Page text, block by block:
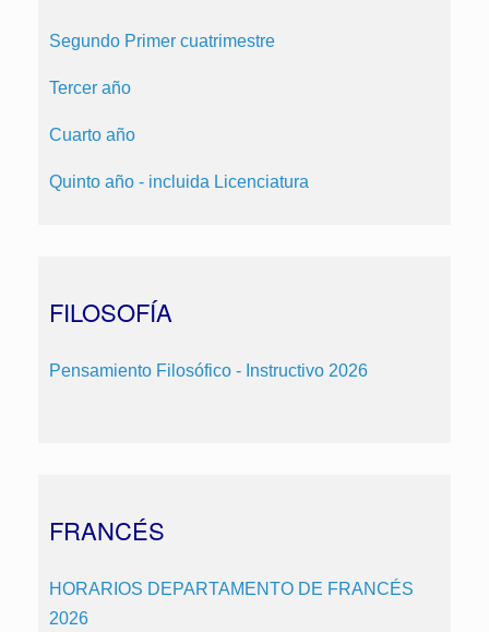
Segundo Primer cuatrimestre
Tercer año
Cuarto año
Quinto año - incluida Licenciatura
FILOSOFÍA
Pensamiento Filosófico - Instructivo 2026
FRANCÉS
HORARIOS DEPARTAMENTO DE FRANCÉS
2026